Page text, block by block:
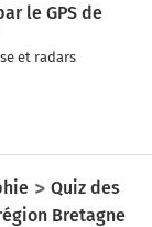
le GPS de
et radars
Quiz des
Bretagne